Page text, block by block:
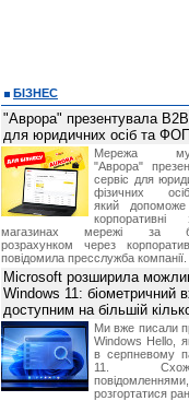
БІЗНЕС
"Аврора" презентувала
для юридичних осіб та ФОП
Мережа
"Аврора"
сервіс для
фізичних осіб-
який допоможе
корпоративні
магазинах мережі за
розрахунком через
повідомила пресслужба компанії.
Microsoft розширила
Windows 11: біометричний
доступним на більшій
Ми вже писали
Windows Hello,
в серпневому
11.
розгортатися